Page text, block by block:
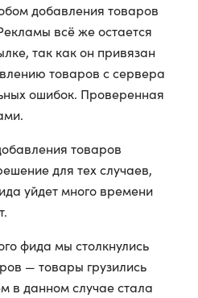
добавления товаров
всё же остается
так как он привязан
товаров с сервера
ошибок. Проверенная
товаров
для тех случаев,
уйдет много времени
фида мы столкнулись
— товары грузились
в данном случае стала